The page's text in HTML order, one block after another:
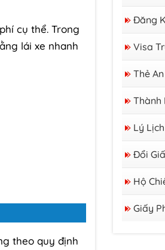
cụ thể. Trong
lái xe nhanh
theo quy định
GP
Đăng
Visa
Thẻ
Thành
Lý
Đổi
Hộ
Giấy